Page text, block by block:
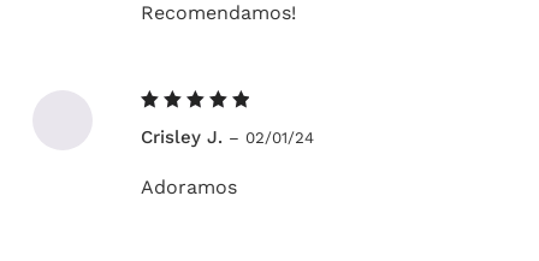
Recomendamos!
5de 5
Crisley J. – 02/01/24
Adoramos